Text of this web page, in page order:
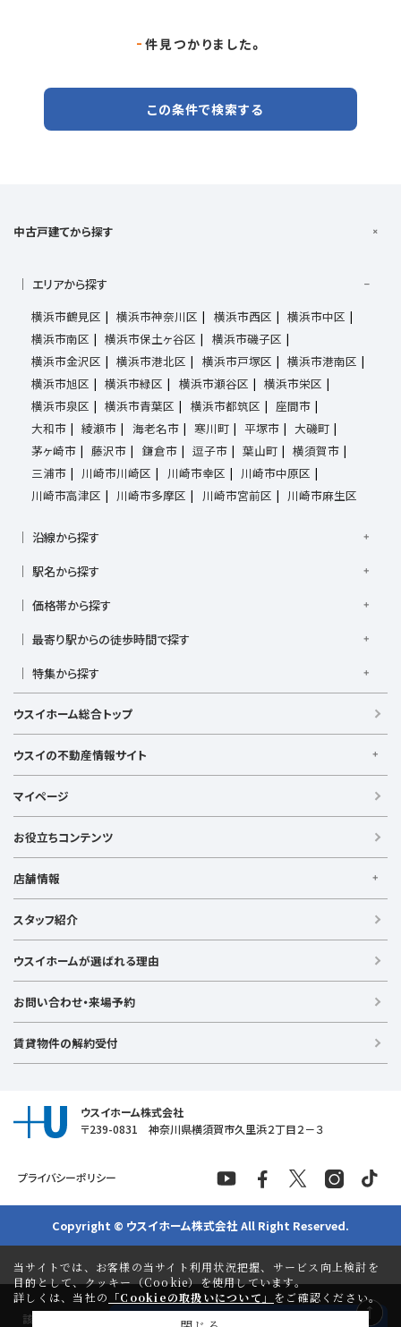
- 件見つかりました。
この条件で検索する
該当物件 -
中古戸建てから探す
エリアから探す
横浜市鶴見区
横浜市神奈川区 横浜市西区
横浜市中区
横浜市南区
横浜市保土ヶ谷区
横浜市磯子区
横浜市金沢区
横浜市港北区 横浜市戸塚区
横浜市港南区
横浜市旭区
横浜市緑区 横浜市瀬谷区
横浜市栄区
横浜市泉区
横浜市青葉区 横浜市都筑区
座間市
大和市
綾瀬市 海老名市 寒川町 平塚市
大磯町
茅ヶ崎市
藤沢市 鎌倉市 逗子市 葉山町
横須賀市
三浦市
川崎市川崎区 川崎市幸区
川崎市中原区
川崎市高津区
川崎市多摩区 川崎市宮前区 川崎市麻生区
沿線から探す
横須賀線
湘南新宿ライン高海
小田急江ノ島線
ブルーライン
みなとみらい線
相鉄いずみ野線
相模鉄道新横浜線
江ノ島電鉄
湘南モノレール
駅名から探す
上大岡駅
鴨居駅
港南台駅
小机駅 桜木町駅
根岸駅
平塚駅
横須賀中央駅
横浜駅
価格帯から探す
4,000万円台
5,000万円台
8,000万円台
最寄り駅からの徒歩時間で探す
駅徒歩7分以内
駅徒歩20分以内
駅徒歩21分以上
特集から探す
リフォーム・リノベーション済
日当たり良好
ファミリー向け
LDK15畳以上
海が見える
ウスイホーム総合トップ
ウスイの不動産情報サイト
賃貸住宅
事業用賃貸
【買う】
新築戸建て
土地
投資物件
ラグジュアリー物件
【売る】
マイページ
お役立ちコンテンツ
店舗情報
【横浜エリア】
金沢文庫店
上大岡店 戸塚店 新横浜店
港北ニュータウン店
【湘南エリア】
追浜店
衣笠店
横須賀中央店
スタッフ紹介
ウスイホームが選ばれる理由
お問い合わせ・来場予約
賃貸物件の解約受付
ウスイホーム株式会社
〒239-0831 神奈川県横須賀市久里浜２丁目２－３
プライバシーポリシー
Copyright © ウスイホーム株式会社 All Right Reserved.
当サイトでは、お客様の当サイト利用状況把握、サービス向上検討を
目的として、クッキー（Cookie）を使用しています。
詳しくは、当社の 「Cookieの取扱いについて」 をご確認ください。